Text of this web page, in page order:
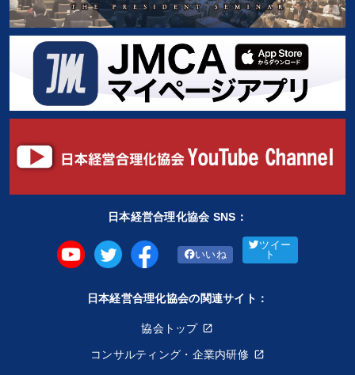
日本経営合理化協会 SNS：
いいね
ツイー
ト
日本経営合理化協会の関連サイト：
協会トップ
コンサルティング・企業内研修